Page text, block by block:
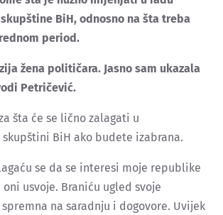
BiH, odnosno na šta treba
period.
žena političara. Jasno sam ukazala
Petričević.
šta će se lično zalagati u
BiH ako budete izabrana.
se da se interesi moje republike
oni usvoje. Braniću ugled svoje
na saradnju i dogovore. Uvijek